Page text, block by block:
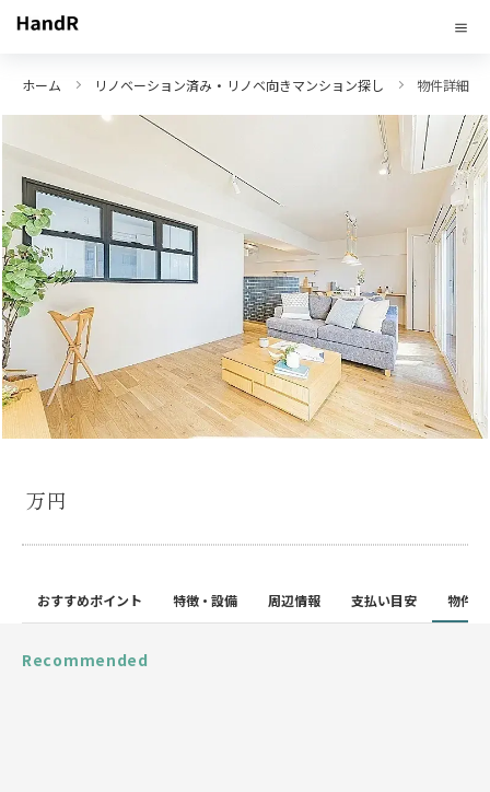
ホーム リノベーション済み・リノベ向きマンション探し 物件詳細
万円
おすすめポイント 特徴・設備 周辺情報 支払い目安 物件詳
Recommended